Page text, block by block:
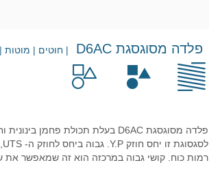
פלדה מסוגסגת D6AC | חוטים | מוטות |
רמות כוח. קושי גבוה במרכזה הוא זה שמאפשר את